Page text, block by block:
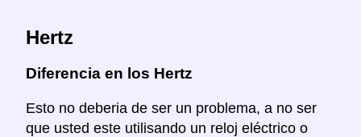
Hertz
Diferencia en los Hertz
Esto no deberia de ser un problema, a no ser
que usted este utilisando un reloj eléctrico o